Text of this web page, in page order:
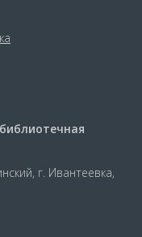
г. Ивантеевка,